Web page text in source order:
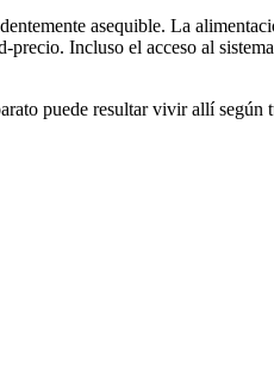
asequible. La
precio. Incluso el acceso al
puede resultar vivir allí